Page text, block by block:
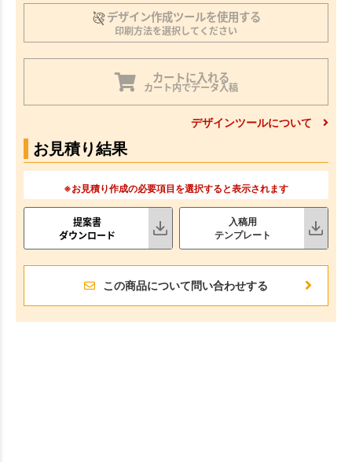
デザイン作成ツールを使用する
印刷方法を選択してください
カートに入れる
カート内でデータ入稿
デザインツールについて
お見積り結果
※お見積り作成の必要項目を選択すると表示されます
提案書
ダウンロード
入稿用
テンプレート
この商品について問い合わせする